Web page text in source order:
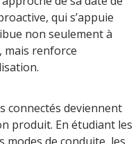
qui s’appuie
non seulement à
mais renforce
connectés deviennent
produit. En étudiant les